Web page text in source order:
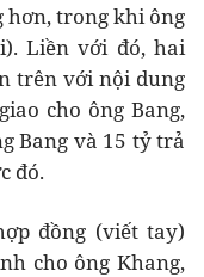
hơn, trong khi ông
Liền với đó, hai
trên với nội dung
cho ông Bang,
Bang và 15 tỷ trả
đó.
đồng (viết tay)
cho ông Khang,